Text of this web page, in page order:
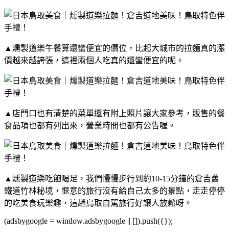
▲燻製道樂午餐算還蠻便宜的價位，比起大城市的拉麵真的漲
價越來越誇張，這裡兩個人吃真的還蠻便宜的呢。
▲店門口也有清楚的菜單還有附上照片讓大家參考，販售的餐
食品項也都有列出來，營業時間也都有公告喔。
▲燻製道樂吃飽喝足，我們慢慢步行到約10-15分鐘的倉吉舊
鐵道竹林秘境，愜意的旅行沒有給自己太多的景點，走走停停
的吃美食玩樂趣，這趟鳥取自駕旅行好讓人放鬆呀。
(adsbygoogle = window.adsbygoogle || []).push({});